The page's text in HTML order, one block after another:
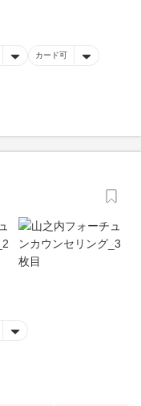
カード可